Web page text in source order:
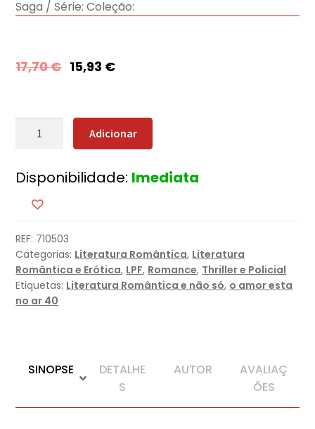
Saga / Série: Coleção:
17,70€ 15,93 €
Quantidade
Mortal
[Nova
Edição]
Adicionar
Disponibilidade: Imediata
REF: 710503
Categorias: Literatura Romântica, Literatura
Romântica e Erótica, LPF, Romance, Thriller e Policial
Etiquetas: Literatura Romântica e não só, o amor esta
no ar 40
SINOPSE
DETALHE
S
AUTOR
AVALIAÇ
ÕES